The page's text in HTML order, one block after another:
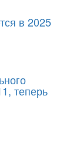
в 2025
теперь